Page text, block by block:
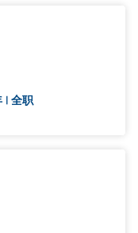
| 全职